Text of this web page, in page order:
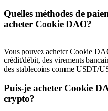
Quelles méthodes de
acheter Cookie DAO?
Vous pouvez acheter Cookie
crédit/débit, des virements
des stablecoins comme USDT/
Puis-je acheter Cookie
crypto?